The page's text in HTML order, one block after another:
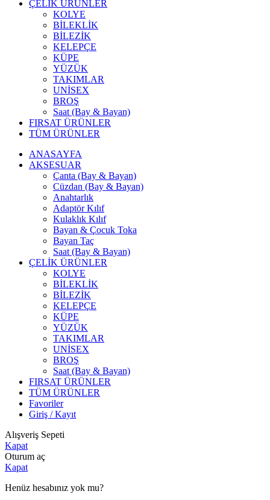
ÇELİK ÜRÜNLER
KOLYE
BİLEKLİK
BİLEZİK
KELEPÇE
KÜPE
YÜZÜK
TAKIMLAR
UNİSEX
BROŞ
Saat (Bay & Bayan)
FIRSAT ÜRÜNLER
TÜM ÜRÜNLER
ANASAYFA
AKSESUAR
Çanta (Bay & Bayan)
Cüzdan (Bay & Bayan)
Anahtarlık
Adaptör Kılıf
Kulaklık Kılıf
Bayan & Çocuk Toka
Bayan Taç
Saat (Bay & Bayan)
ÇELİK ÜRÜNLER
KOLYE
BİLEKLİK
BİLEZİK
KELEPÇE
KÜPE
YÜZÜK
TAKIMLAR
UNİSEX
BROŞ
Saat (Bay & Bayan)
FIRSAT ÜRÜNLER
TÜM ÜRÜNLER
Favoriler
Giriş / Kayıt
Alışveriş Sepeti
Kapat
Oturum aç
Kapat
Henüz hesabınız yok mu?